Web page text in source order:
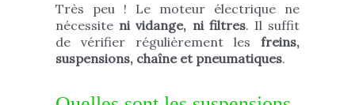
Très peu ! Le moteur électrique ne
nécessite ni vidange, ni filtres. Il suffit
de vérifier régulièrement les freins,
suspensions, chaîne et pneumatiques.